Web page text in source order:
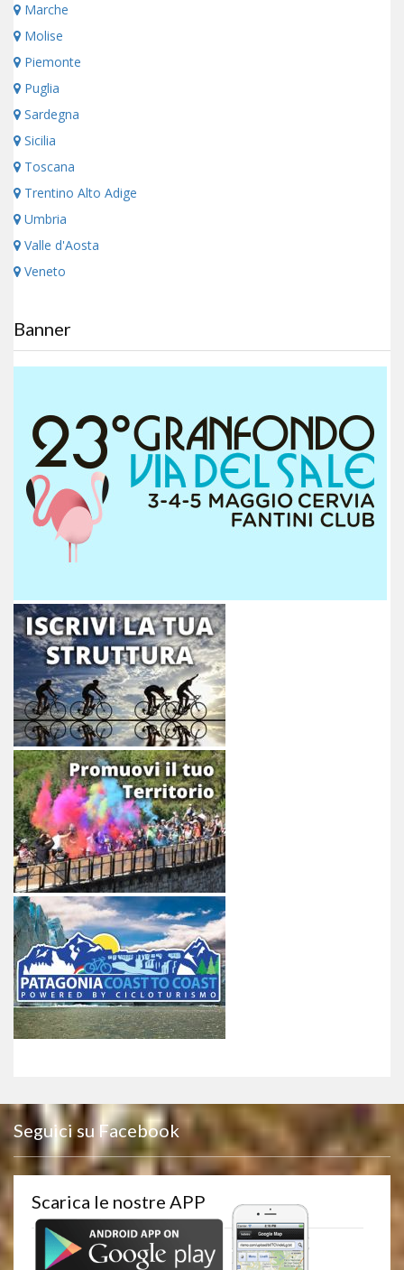
Marche
Molise
Piemonte
Puglia
Sardegna
Sicilia
Toscana
Trentino Alto Adige
Umbria
Valle d'Aosta
Veneto
Banner
Seguici su Facebook
Scarica le nostre APP